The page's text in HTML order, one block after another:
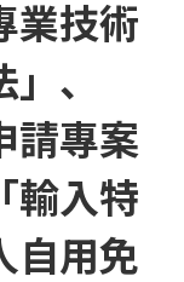
業技術
、
請專案
輸入特
自用免